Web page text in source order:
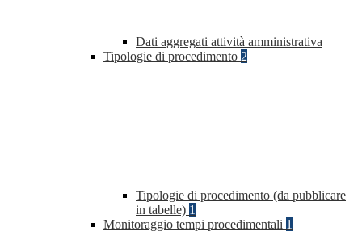
Dati aggregati attività amministrativa
Tipologie di procedimento 2
Tipologie di procedimento (da pubblicare
in tabelle) 1
Monitoraggio tempi procedimentali 1